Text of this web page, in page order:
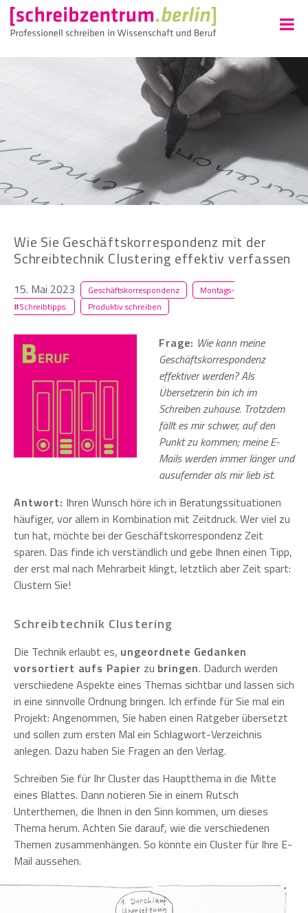
Wie Sie Geschäftskorrespondenz mit der
Schreibtechnik Clustering effektiv verfassen
15. Mai 2023 Geschäftskorrespondenz
Montags-
#Schreibtipps:
Produktiv schreiben
Frage: Wie kann meine
Geschäftskorrespondenz
effektiver werden? Als
Übersetzerin bin ich im
Schreiben zuhause. Trotzdem
fällt es mir schwer, auf den
Punkt zu kommen; meine E-
Mails werden immer länger und
ausufernder als mir lieb ist.
Antwort: Ihren Wunsch höre ich in Beratungssituationen
häufiger, vor allem in Kombination mit Zeitdruck. Wer viel zu
tun hat, möchte bei der Geschäftskorrespondenz Zeit
sparen. Das finde ich verständlich und gebe Ihnen einen Tipp,
der erst mal nach Mehrarbeit klingt, letztlich aber Zeit spart:
Clustern Sie!
Schreibtechnik Clustering
Die Technik erlaubt es, ungeordnete Gedanken
vorsortiert aufs Papier zu bringen. Dadurch werden
verschiedene Aspekte eines Themas sichtbar und lassen sich
in eine sinnvolle Ordnung bringen. Ich erfinde für Sie mal ein
Projekt: Angenommen, Sie haben einen Ratgeber übersetzt
und sollen zum ersten Mal ein Schlagwort-Verzeichnis
anlegen. Dazu haben Sie Fragen an den Verlag.
Schreiben Sie für Ihr Cluster das Hauptthema in die Mitte
eines Blattes. Dann notieren Sie in einem Rutsch
Unterthemen, die Ihnen in den Sinn kommen, um dieses
Thema herum. Achten Sie darauf, wie die verschiedenen
Themen zusammenhängen. So könnte ein Cluster für Ihre E-
Mail aussehen.